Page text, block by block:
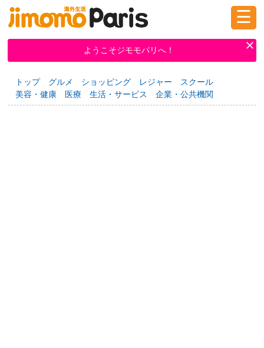
ログイン 新規登録
掲示板 タウン情報 教えて！
☰
ようこそジモモパリへ！
トップ グルメ ショッピング レジャー
スクール
美容・健康
医療 生活・サービス 企業・公共機関